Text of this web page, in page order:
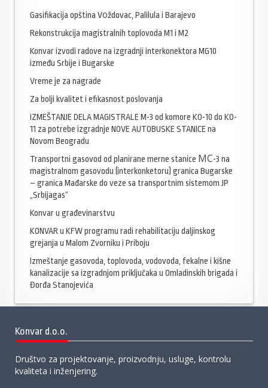
Gasifikacija opština Vоždovac, Palilula i Barajevo
Rekonstrukcija magistralnih toplovoda M1 i M2
Konvar izvodi radove na izgradnji interkonektora MG10
između Srbije i Bugarske
Vreme je za nagrade
Za bolji kvalitet i efikasnost poslovanja
IZMEŠTANJE DELA MAGISTRALE M-3 od komore KO-10 do KO-
11 za potrebe izgradnje NOVE AUTOBUSKE STANICE na
Novom Beogradu
Transportni gasovod od planirane merne stanice МС-3 na
magistralnom gasovodu (interkonketoru) granica Bugarske
– granica Mađarske do veze sa transportnim sistemom JP
„Srbijagas“
Konvar u građevinarstvu
KONVAR u KFW programu radi rehabilitaciju daljinskog
grejanja u Malom Zvorniku i Priboju
Izmeštanje gasovoda, toplovoda, vodovoda, fekalne i kišne
kanalizacije sa izgradnjom priključaka u Omladinskih brigada i
Đorđa Stanojevića
Konvar d.o.o.
Društvo za projektovanje, proizvodnju, usluge, kontrolu
kvaliteta i inženjering.